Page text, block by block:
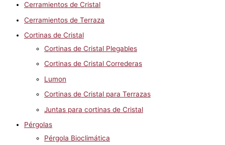
Cerramientos de Cristal
Cerramientos de Terraza
Cortinas de Cristal
Cortinas de Cristal Plegables
Cortinas de Cristal Correderas
Lumon
Cortinas de Cristal para Terrazas
Juntas para cortinas de Cristal
Pérgolas
Pérgola Bioclimática